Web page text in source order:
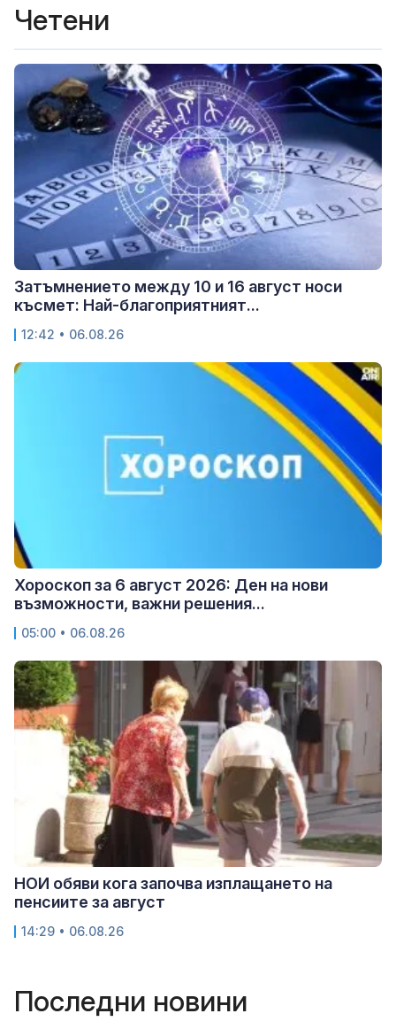
Четени
Затъмнението между 10 и 16 август носи
късмет: Най-благоприятният...
12:42 • 06.08.26
Хороскоп за 6 август 2026: Ден на нови
възможности, важни решения...
05:00 • 06.08.26
НОИ обяви кога започва изплащането на
пенсиите за август
14:29 • 06.08.26
Последни новини